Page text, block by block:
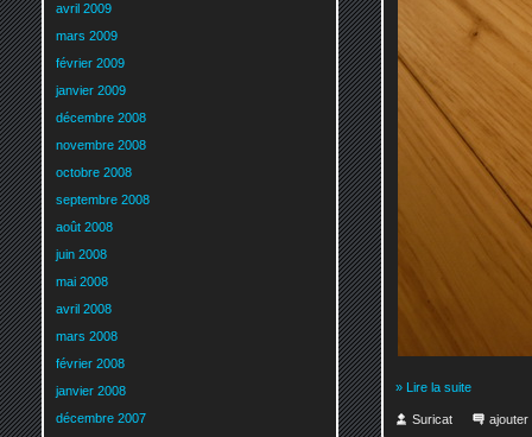
» Lire la suite
Suricat ajouter
avril 2009
mars 2009
février 2009
janvier 2009
décembre 2008
novembre 2008
octobre 2008
septembre 2008
août 2008
juin 2008
mai 2008
avril 2008
mars 2008
février 2008
janvier 2008
décembre 2007